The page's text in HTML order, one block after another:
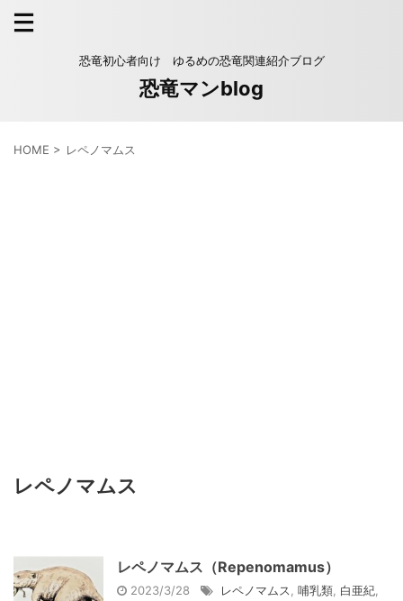
恐竜初心者向け ゆるめの恐竜関連紹介ブログ
恐竜マンblog
HOME > レペノマムス
レペノマムス
レペノマムス（Repenomamus）
2023/3/28 レペノマムス 哺乳類 白亜紀